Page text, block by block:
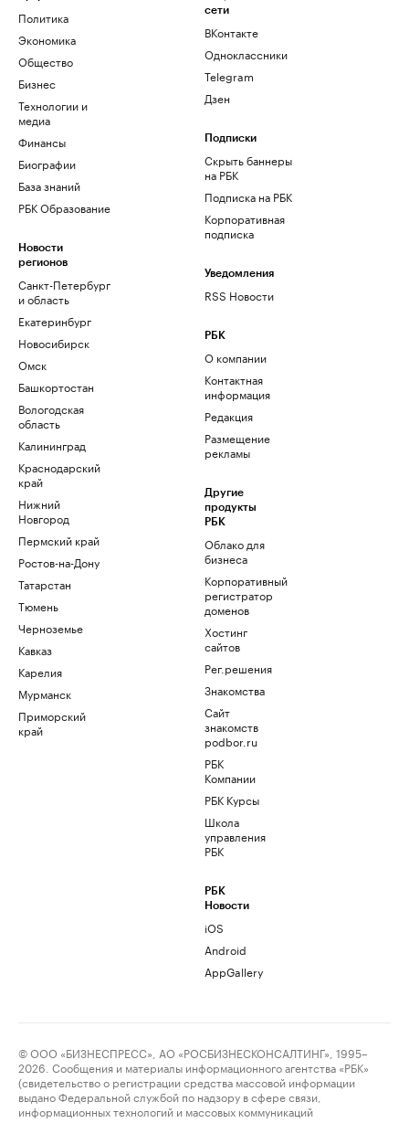
Политика
Экономика
Общество
Бизнес
Технологии и
медиа
Финансы
Биографии
База знаний
РБК Образование
Новости
регионов
Санкт-Петербург
и область
Екатеринбург
Новосибирск
Омск
Башкортостан
Вологодская
область
Калининград
Краснодарский
край
Нижний
Новгород
Пермский край
Ростов-на-Дону
Татарстан
Тюмень
Черноземье
Кавказ
Карелия
Мурманск
Приморский
край
сети
ВКонтакте
Одноклассники
Telegram
Дзен
Подписки
Скрыть баннеры
на РБК
Подписка на РБК
Корпоративная
подписка
Уведомления
RSS Новости
РБК
О компании
Контактная
информация
Редакция
Размещение
рекламы
Другие
продукты
РБК
Облако для
бизнеса
Корпоративный
регистратор
доменов
Хостинг
сайтов
Рег.решения
Знакомства
Сайт
знакомств
podbor.ru
РБК
Компании
РБК Курсы
Школа
управления
РБК
РБК
Новости
iOS
Android
AppGallery
© ООО «БИЗНЕСПРЕСС», АО «РОСБИЗНЕСКОНСАЛТИНГ», 1995–
2026. Сообщения и материалы информационного агентства «РБК»
(свидетельство о регистрации средства массовой информации
выдано Федеральной службой по надзору в сфере связи,
информационных технологий и массовых коммуникаций